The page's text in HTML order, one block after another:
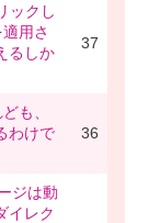
ックし
用さ
るしか
37
も、
わけで
36
ジは動
イレク